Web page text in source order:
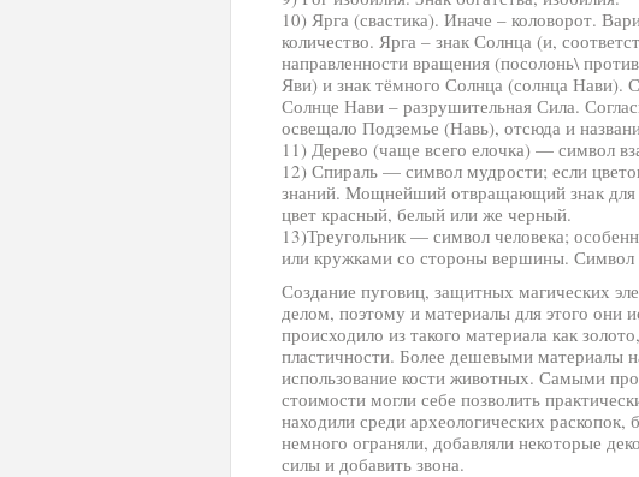
10) Ярга (свастика). Иначе – коловорот.
количество. Ярга – знак Солнца (и,
направленности вращения (посолонь\
Яви) и знак тёмного Солнца (солнца Нави).
Солнце Нави – разрушительная Сила.
освещало Подземье (Навь), отсюда и
11) Дерево (чаще всего елочка) — символ
12) Спираль — символ мудрости; если
знаний. Мощнейший отвращающий знак
цвет красный, белый или же черный.
13)Треугольник — символ человека;
или кружками со стороны вершины. Символ
Создание пуговиц, защитных магических
делом, поэтому и материалы для этого они
происходило из такого материала как
пластичности. Более дешевыми материалы
использование кости животных. Самыми
стоимости могли себе позволить
находили среди археологических раскопок,
немного ограняли, добавляли некоторые
силы и добавить звона.